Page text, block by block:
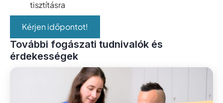
tisztításra
Kérjen időpontot!
További fogászati tudnivalók és
érdekességek